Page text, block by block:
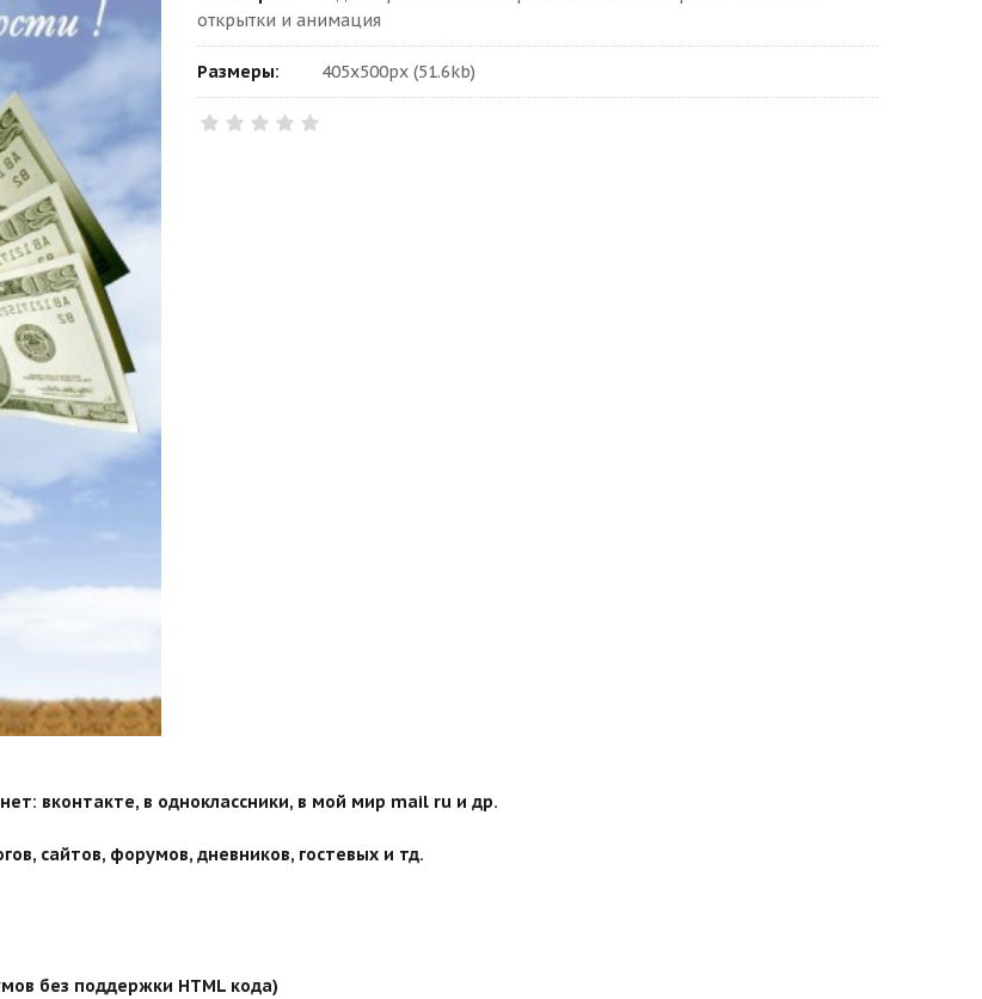
открытки и анимация
Размеры: 405x500px (51.6kb)
вконтакте, в одноклассники, в мой мир mail ru и др.
сайтов, форумов, дневников, гостевых и тд.
без поддержки HTML кода)